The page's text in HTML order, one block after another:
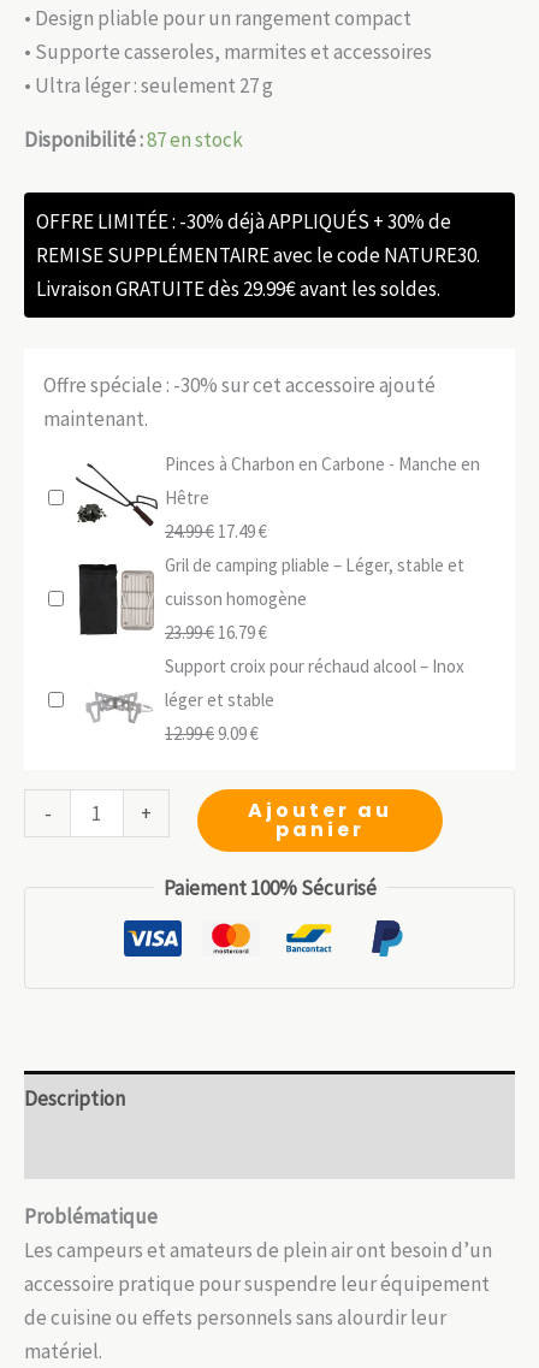
• Design pliable pour un rangement compact
• Supporte casseroles, marmites et accessoires
• Ultra léger : seulement 27 g
Disponibilité :87 en stock
OFFRE LIMITÉE : -30% déjà APPLIQUÉS + 30% de
REMISE SUPPLÉMENTAIRE avec le code NATURE30.
Livraison GRATUITE dès 29.99€ avant les soldes.
Offre spéciale : -30% sur cet accessoire ajouté
maintenant.
Pinces à Charbon en Carbone - Manche en
Hêtre
24.99€ Le
prix
initial
était :
24.99 €.
17.49€Le
prix
actuel
est :
17.49 €.
Gril de camping pliable – Léger, stable et
cuisson homogène
23.99€ Le
prix
initial
était :
16.79€Le
prix
actuel
Support croix pour réchaud alcool – Inox
léger et stable
12.99€Le
initial
9.09€Le
actuel
est :
-
quantité
de
robuste
et
+ Ajouter au
panier
Paiement 100% Sécurisé
Description
Problématique
Les campeurs et amateurs de plein air ont besoin d’un
accessoire pratique pour suspendre leur équipement
de cuisine ou effets personnels sans alourdir leur
matériel.